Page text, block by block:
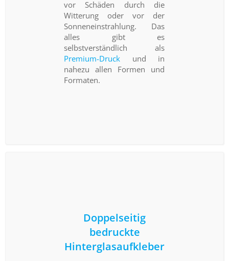
vor Schäden durch die
Witterung oder vor der
Sonneneinstrahlung. Das
alles gibt es
selbstverständlich als
Premium-Druck und in
nahezu allen Formen und
Formaten.
Doppelseitig
bedruckte
Hinterglasaufkleber